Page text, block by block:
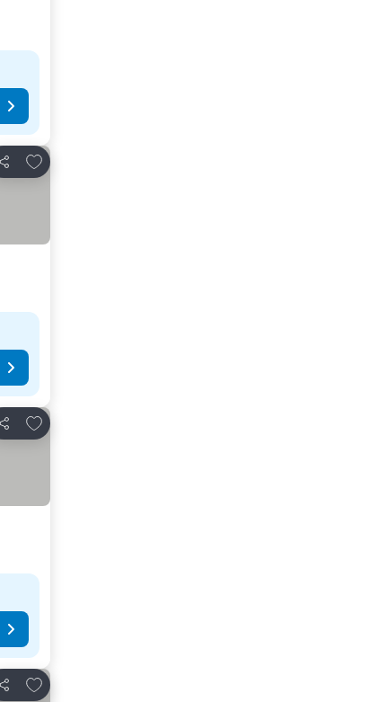
Paylaş
Favorilerime ekle
Paylaş
Favorilerime ekle
Paylaş
Favorilerime ekle